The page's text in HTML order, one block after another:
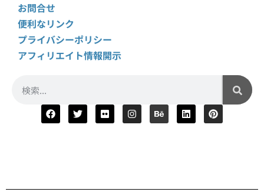
お問合せ
便利なリンク
プライバシーポリシー
アフィリエイト情報開示